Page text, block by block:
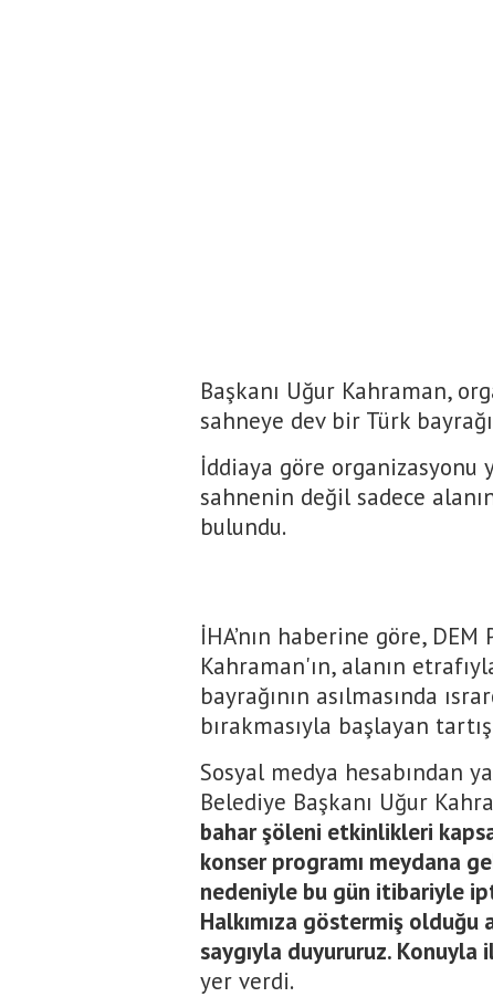
Başkanı Uğur Kahraman,
sahneye dev bir Türk
İddiaya göre organizasyonu
sahnenin değil sadece
bulundu.
İHA’nın haberine göre,
Kahraman'ın, alanın
bayrağının asılmasında
bırakmasıyla başlayan
Sosyal medya hesabından
Belediye Başkanı Uğur
bahar şöleni etkinlikleri
konser programı meydana
nedeniyle bu gün itibariyle
Halkımıza göstermiş olduğu
saygıyla duyururuz. Konuyla
yer verdi.